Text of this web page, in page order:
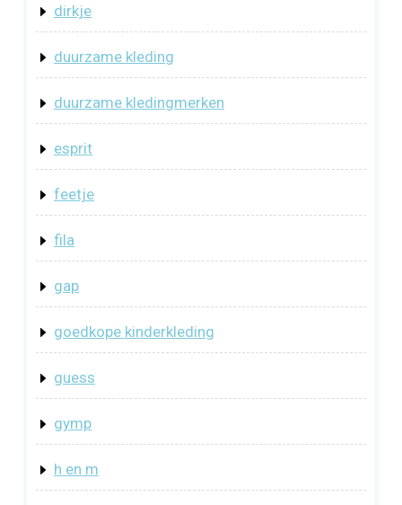
dirkje
duurzame kleding
duurzame kledingmerken
esprit
feetje
fila
gap
goedkope kinderkleding
guess
gymp
h en m